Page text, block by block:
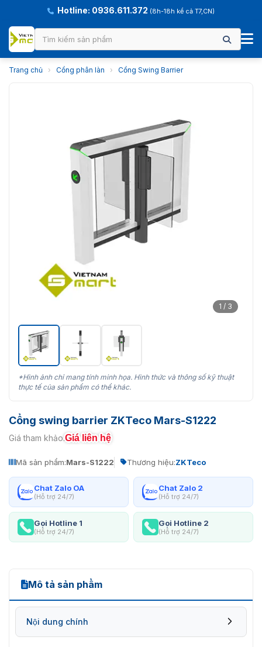
Hotline: 0936.611.372 (8h-18h kể cả T7,CN)
Trang chủ › Cổng phân làn › Cổng Swing Barrier
1 / 3
*Hình ảnh chỉ mang tính minh họa. Hình thức và thông số kỹ thuật
thực tế của sản phẩm có thể khác.
Cổng swing barrier ZKTeco Mars-S1222
Giá tham khảo:Giá liên hệ
Mã sản phẩm:Mars-S1222 Thương hiệu:ZKTeco
Chat Zalo OA
(Hỗ trợ 24/7)
Chat Zalo 2
(Hỗ trợ 24/7)
Gọi Hotline 1
(Hỗ trợ 24/7)
Gọi Hotline 2
(Hỗ trợ 24/7)
Mô tả sản phẩm
Nội dung chính